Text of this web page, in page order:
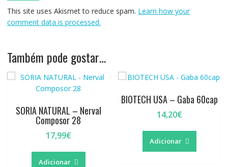
This site uses Akismet to reduce spam. Learn how your
comment data is processed.
Também pode gostar…
SORIA NATURAL – Nerval
Composor 28
17,99€
Adicionar
BIOTECH USA – Gaba 60cap
14,20€
Adicionar